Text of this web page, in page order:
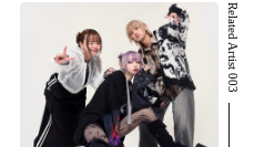
Related Artist 003